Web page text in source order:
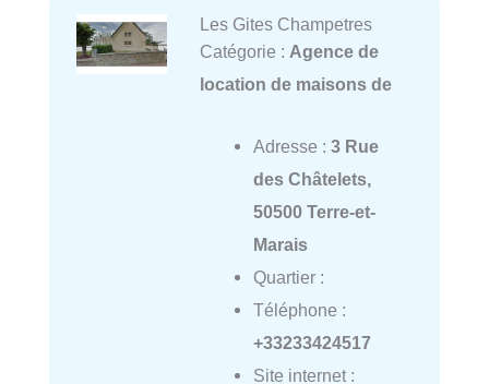
Les Gites Champetres
Catégorie : Agence de
location de maisons de
Adresse : 3 Rue
des Châtelets,
50500 Terre-et-
Marais
Quartier :
Téléphone :
+33233424517
Site internet :